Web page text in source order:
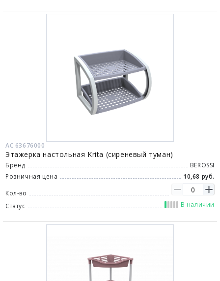
АС 63676000
Этажерка настольная Krita (сиреневый туман)
Бренд
BEROSSI
Розничная цена
10,68 руб.
Кол-во
Статус
В наличии